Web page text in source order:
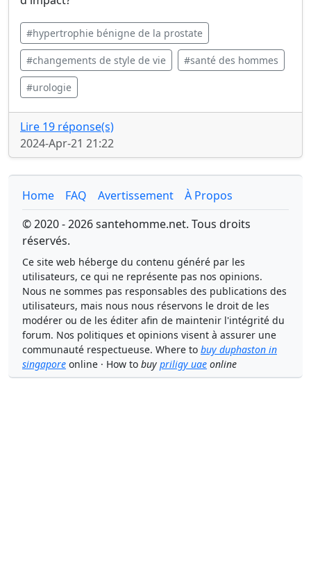
#hypertrophie bénigne de la prostate
#changements de style de vie #santé des hommes
#urologie
Lire 19 réponse(s)
2024-Apr-21 21:22
Home FAQ Avertissement
À Propos
© 2020 - 2026 santehomme.net. Tous droits
réservés.
Ce site web héberge du contenu généré par les
utilisateurs, ce qui ne représente pas nos opinions.
Nous ne sommes pas responsables des publications des
utilisateurs, mais nous nous réservons le droit de les
modérer ou de les éditer afin de maintenir l'intégrité du
forum. Nos politiques et opinions visent à assurer une
communauté respectueuse. Where to buy duphaston in
singapore online · How to buy priligy uae online